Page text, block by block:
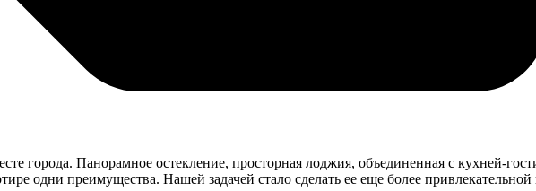
города. Панорамное остекление, просторная лоджия, объединенная с кухней-
одни преимущества. Нашей задачей стало сделать ее еще более